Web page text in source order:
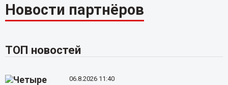
Новости партнёров
ТОП новостей
06.8.2026 11:40